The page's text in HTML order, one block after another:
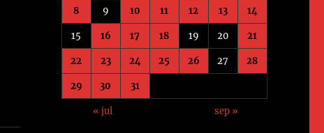
8 9 10 11 12 13 14
15 16 17 18 19 20 21
22 23 24 25 26 27 28
29 30 31
« jul sep »